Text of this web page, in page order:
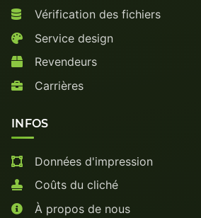
Vérification des fichiers
Service design
Revendeurs
Carrières
INFOS
Données d'impression
Coûts du cliché
À propos de nous